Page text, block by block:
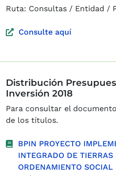
Ruta: Consultas / Entidad /
Consulte aquí
Distribución
Inversión 2018
Para consultar el
de los títulos.
BPIN PROYECTO
INTEGRADO DE
ORDENAMIENTO